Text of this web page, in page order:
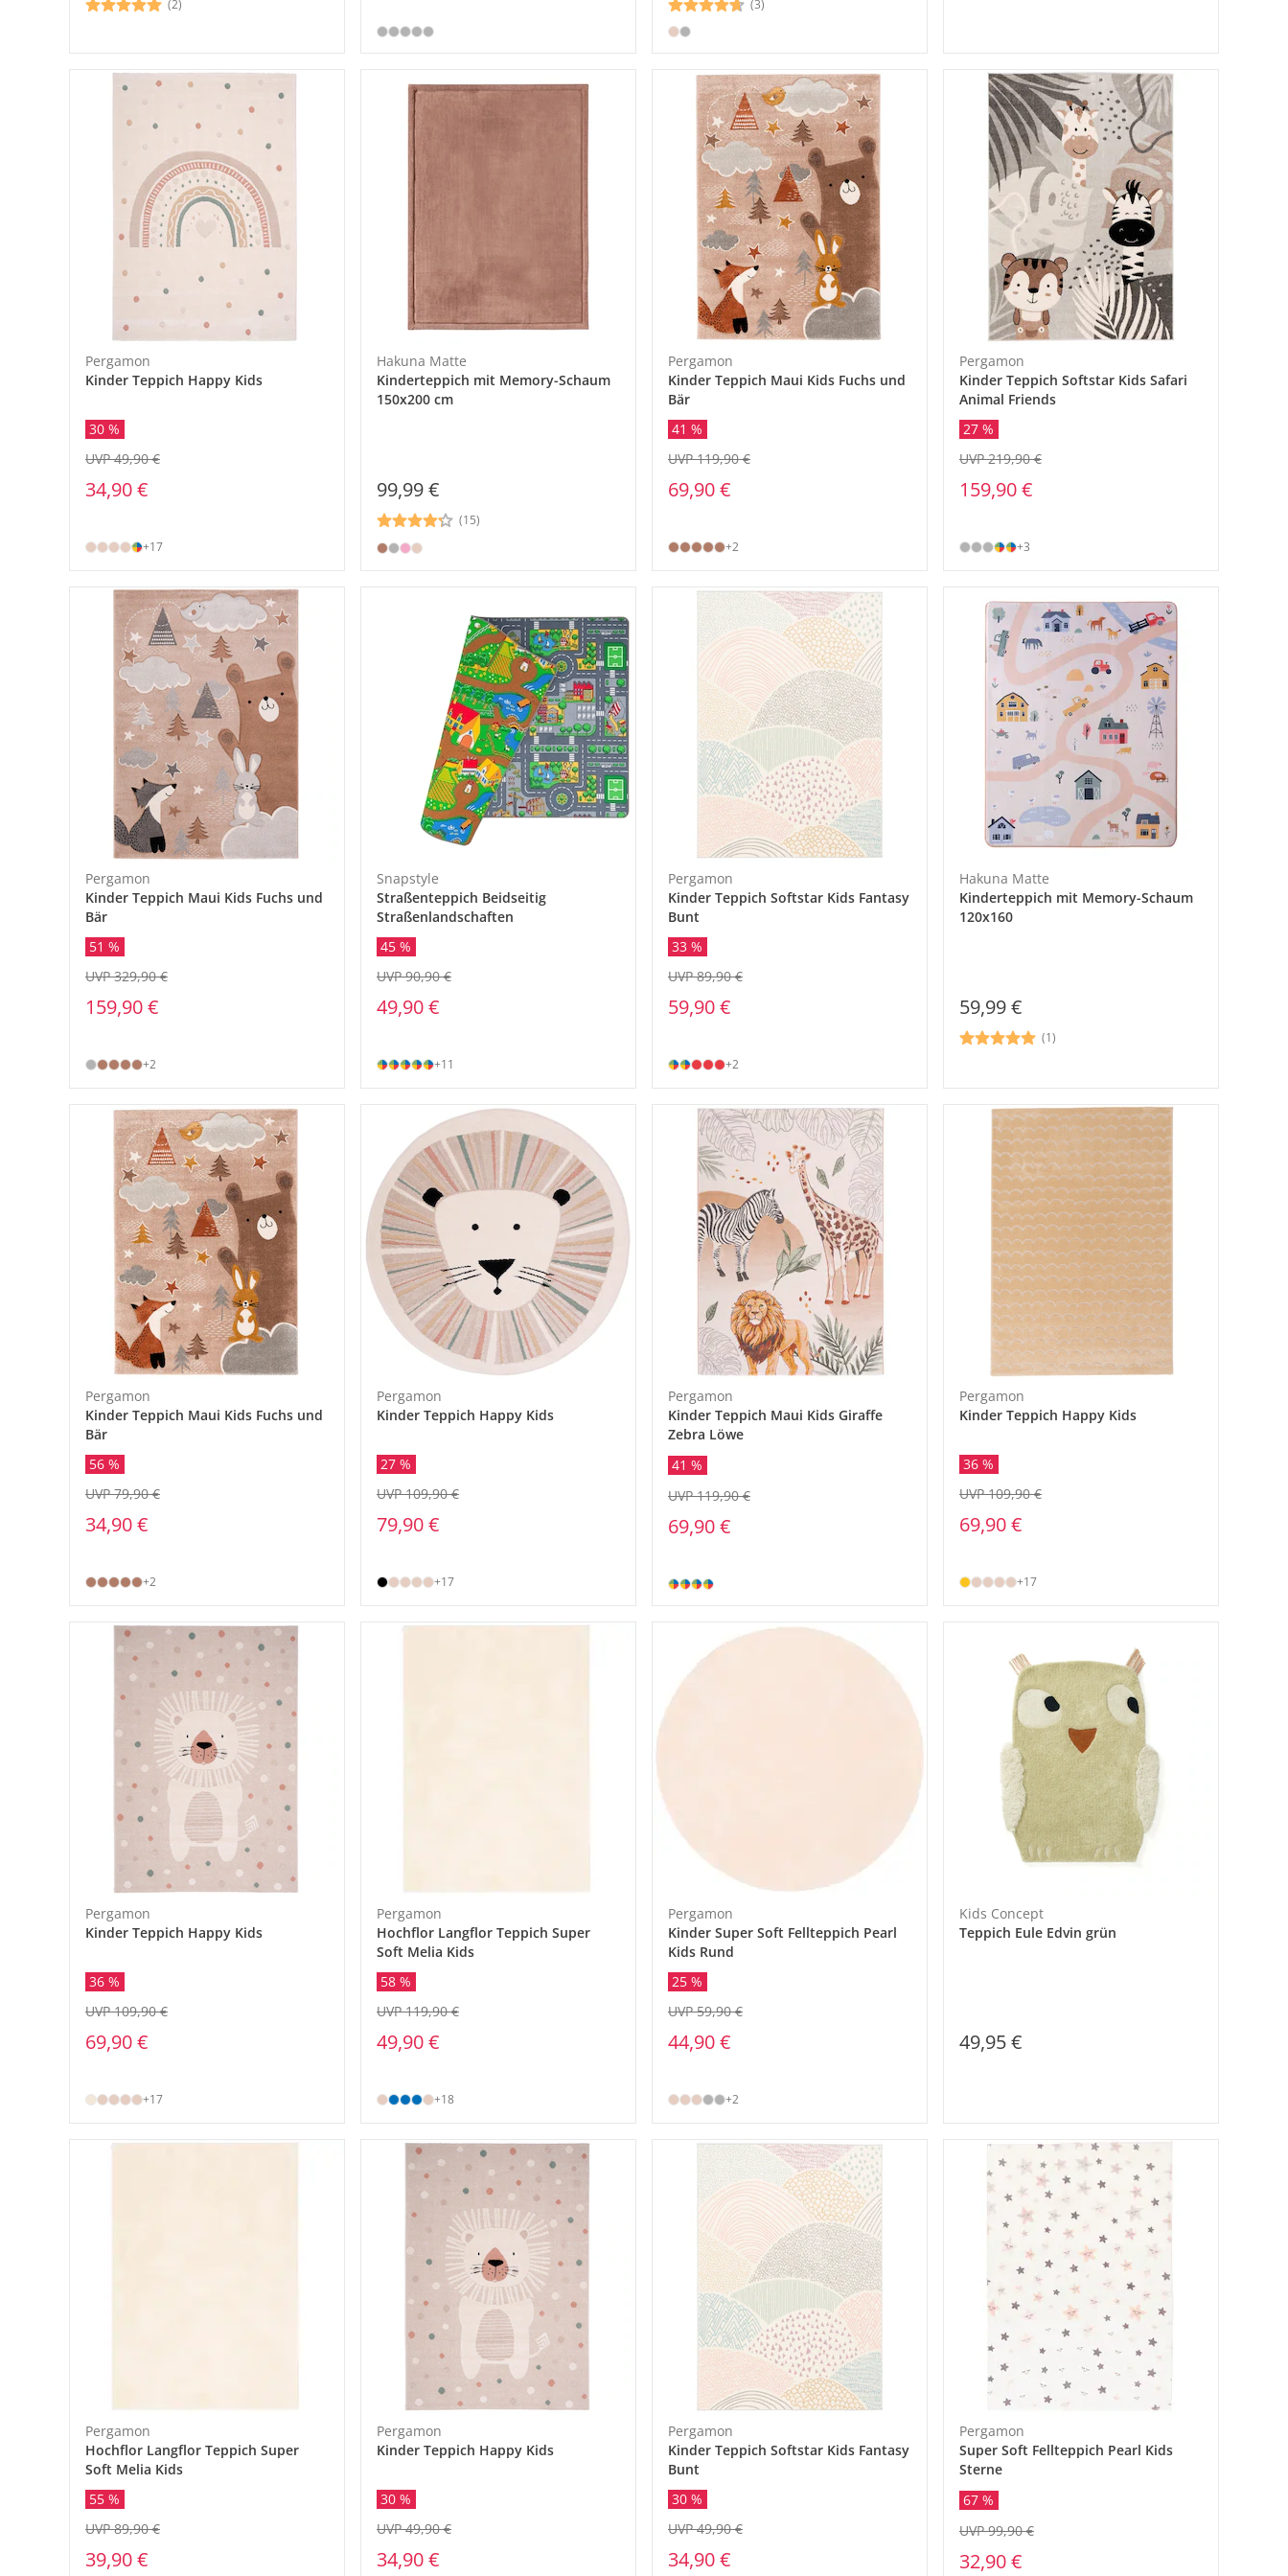
(2) (3)
Pergamon
Kinder Teppich Happy Kids
30 %
34,90 €
UVP 49,90 €
+17
Hakuna Matte
Kinderteppich mit Memory-Schaum
150x200 cm
99,99 €
(15)
Pergamon
Kinder Teppich Maui Kids Fuchs und
Bär
41 %
69,90 €
UVP 119,90 €
+2
Pergamon
Kinder Teppich Softstar Kids Safari
Animal Friends
27 %
159,90 €
UVP 219,90 €
+3
Pergamon
Kinder Teppich Maui Kids Fuchs und
Bär
51 %
159,90 €
UVP 329,90 €
+2
Snapstyle
Straßenteppich Beidseitig
Straßenlandschaften
45 %
49,90 €
UVP 90,90 €
+11
Pergamon
Kinder Teppich Softstar Kids Fantasy
Bunt
33 %
59,90 €
UVP 89,90 €
+2
Hakuna Matte
Kinderteppich mit Memory-Schaum
120x160
59,99 €
(1)
Pergamon
Kinder Teppich Maui Kids Fuchs und
Bär
56 %
34,90 €
UVP 79,90 €
+2
Pergamon
Kinder Teppich Happy Kids
27 %
79,90 €
UVP 109,90 €
+17
Pergamon
Kinder Teppich Maui Kids Giraffe
Zebra Löwe
41 %
69,90 €
UVP 119,90 €
Pergamon
Kinder Teppich Happy Kids
36 %
69,90 €
UVP 109,90 €
+17
Pergamon
Kinder Teppich Happy Kids
36 %
69,90 €
UVP 109,90 €
+17
Pergamon
Hochflor Langflor Teppich Super
Soft Melia Kids
58 %
49,90 €
UVP 119,90 €
+18
Pergamon
Kinder Super Soft Fellteppich Pearl
Kids Rund
25 %
44,90 €
UVP 59,90 €
+2
Kids Concept
Teppich Eule Edvin grün
49,95 €
Pergamon
Hochflor Langflor Teppich Super
Soft Melia Kids
55 %
39,90 €
UVP 89,90 €
Pergamon
Kinder Teppich Happy Kids
30 %
34,90 €
UVP 49,90 €
Pergamon
Kinder Teppich Softstar Kids Fantasy
Bunt
30 %
34,90 €
UVP 49,90 €
Pergamon
Super Soft Fellteppich Pearl Kids
Sterne
67 %
32,90 €
UVP 99,90 €